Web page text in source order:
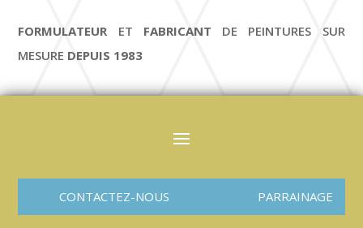
FORMULATEUR ET FABRICANT DE PEINTURES SUR
MESURE DEPUIS 1983
CONTACTEZ-NOUS PARRAINAGE